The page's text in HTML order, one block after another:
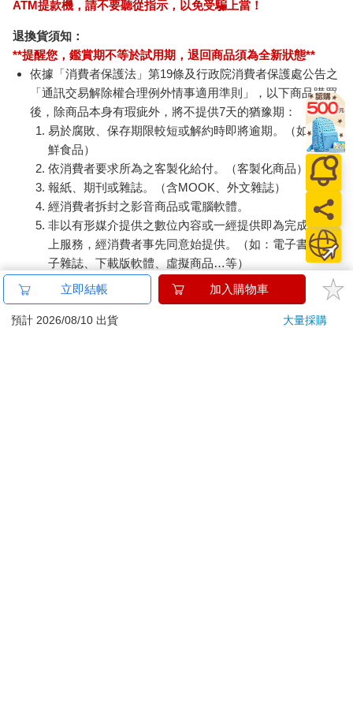
ATM提款機，請不要聽從指示，以免受騙上當！
退換貨須知：
**提醒您，鑑賞期不等於試用期，退回商品須為全新狀態**
依據「消費者保護法」第19條及行政院消費者保護處公告之
「通訊交易解除權合理例外情事適用準則」，以下商品購買
後，除商品本身有瑕疵外，將不提供7天的猶豫期：
易於腐敗、保存期限較短或解約時即將逾期。（如：生
鮮食品）
依消費者要求所為之客製化給付。（客製化商品）
報紙、期刊或雜誌。（含MOOK、外文雜誌）
經消費者拆封之影音商品或電腦軟體。
非以有形媒介提供之數位內容或一經提供即為完成之線
上服務，經消費者事先同意始提供。（如：電子書、電
子雜誌、下載版軟體、虛擬商品…等）
已拆封之個人衛生用品。（如：內衣褲、刮鬍刀、除毛
刀…等）
若非上列種類商品，均享有到貨7天的猶豫期（含例假
立即結帳 加入購物車
預計 2026/08/10 出貨 大量採購